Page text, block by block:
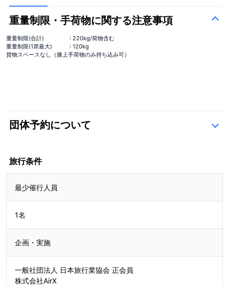
重量制限・手荷物に関する注意事項
重量制限(合計)
: 220kg/荷物含む
重量制限(1席最大)
: 120kg
貨物スペースなし（膝上手荷物のみ持ち込み可）
団体予約について
旅行条件
最少催行人員
1名
企画・実施
一般社団法人 日本旅行業協会 正会員
株式会社AirX